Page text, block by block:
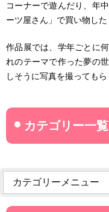
コーナーで遊んだり、年
ーツ屋さん」で買い物し
作品展では、学年ごとに
れのテーマで作った夢の
しそうに写真を撮っても
カテゴリーメニュー
菊武学園からのお知らせ